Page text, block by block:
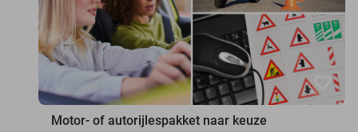
favorite_border
Motor- of autorijlespakket naar keuze